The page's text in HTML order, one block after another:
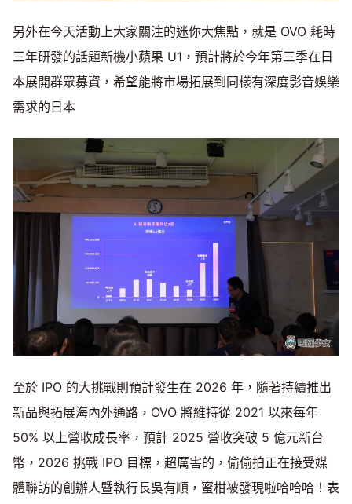
另外在今天活動上大家關注的迷你大焦點，就是 OVO 耗時
三年研發的話題新機小蘋果 U1，預計將於今年第三季在日
本展開群眾募資，希望能將市場拓展到同樣有深度影音娛樂
需求的日本
至於 ​IPO 的大挑戰則預計發生在 2026 年，隨著持續推出
新品與拓展海內外通路，OVO 將維持從 2021 以來每年
50% 以上營收成長率，預計 2025 營收突破 5 億元新台
幣，2026 挑戰 IPO 目標，超厲害的，偷偷拍正在接受媒
體聯訪的創辦人暨執行長吳有順，蜜柑被發現啦哈哈哈！表